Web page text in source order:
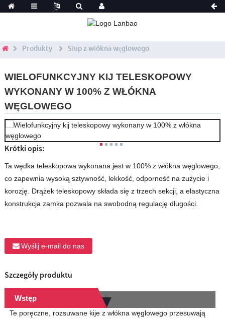
Produkty Słup z włókna węglowego
WIELOFUNKCYJNY KIJ TELESKOPOWY
WYKONANY W 100% Z WŁÓKNA
WĘGLOWEGO
Krótki opis:
Ta wędka teleskopowa wykonana jest w 100% z włókna węglowego,
co zapewnia wysoką sztywność, lekkość, odporność na zużycie i
korozję. Drążek teleskopowy składa się z trzech sekcji, a elastyczna
konstrukcja zamka pozwala na swobodną regulację długości.
Wyślij e-mail do nas
Szczegóły produktu
Wstęp
Te poręczne, rozsuwane kije z włókna węglowego przesuwają